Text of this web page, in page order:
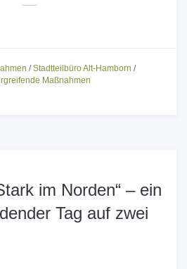
/Stadtteilbüro Alt-Hamborn /
Maßnahmen
im Norden“ – ein
Tag auf zwei